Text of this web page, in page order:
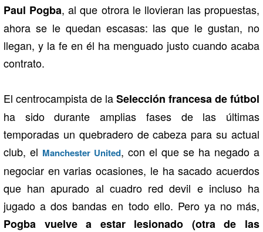
Paul Pogba, al que otrora le llovieran las propuestas,
ahora se le quedan escasas: las que le gustan, no
llegan, y la fe en él ha menguado justo cuando acaba
contrato.
El centrocampista de laSelección francesa de fútbol
ha sido durante amplias fases de las últimas
temporadas un quebradero de cabeza para su actual
club, el Manchester United, con el que se ha negado a
negociar en varias ocasiones, le ha sacado acuerdos
que han apurado al cuadro red devil e incluso ha
jugado a dos bandas en todo ello. Pero ya no más,
Pogba vuelve a estar lesionado (otra de las